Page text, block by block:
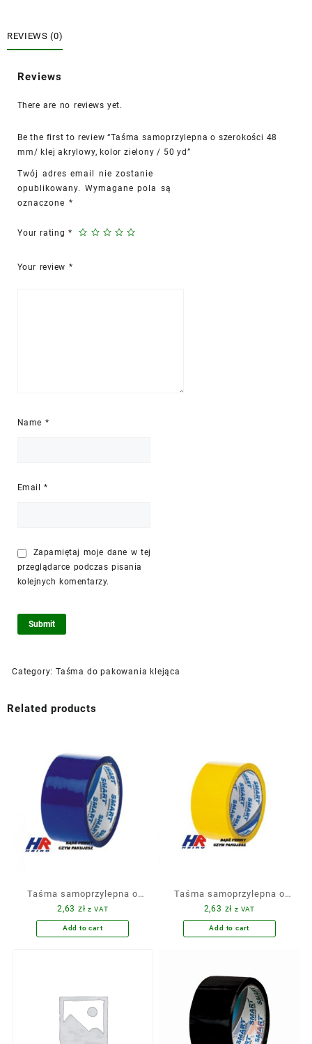
48
mm/
akrylowy,
zielony
50
yd
REVIEWS (0)
Reviews
There are no reviews yet.
Be the first to review “Taśma samoprzylepna o szerokości 48
mm/ klej akrylowy, kolor zielony / 50 yd”
Twój adres email nie zostanie
opublikowany. Wymagane pola są
oznaczone *
Your rating *
Your review *
Name *
Email*
Zapamiętaj moje dane w tej
przeglądarce podczas pisania
kolejnych komentarzy.
Category: Taśma do pakowania klejąca
Related products
Taśma samoprzylepna o
szerokości 48 mm/ klej
akrylowy, kolor niebieski /
2,63 zł z VAT
Add to cart
Taśma samoprzylepna o
szerokości 48 mm/ klej
akrylowy, kolor żółty / 50
2,63 zł z VAT
Add to cart